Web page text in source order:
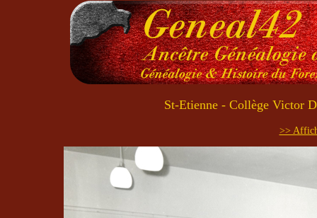
St-Etienne - Collège Victor
>>